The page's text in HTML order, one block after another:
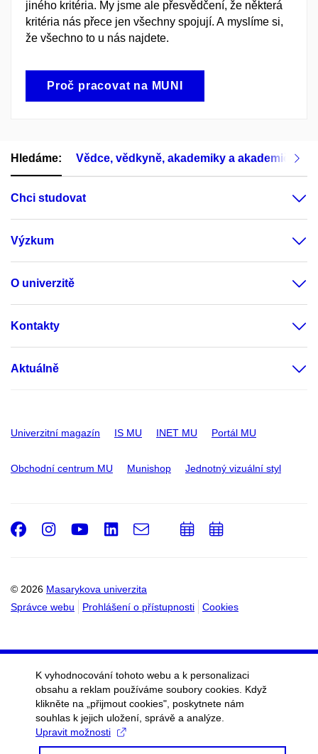
jiného kritéria. My jsme ale přesvědčení, že některá
kritéria nás přece jen všechny spojují. A myslíme si,
že všechno to u nás najdete.
Proč pracovat na MUNI
Hledáme: Vědce, vědkyně, akademiky a akademičky
Chci studovat
Výzkum
O univerzitě
Kontakty
Aktuálně
Univerzitní magazín IS MU INET MU Portál MU
Obchodní centrum MU Munishop Jednotný vizuální styl
© 2026 Masarykova univerzita
Správce webu
Prohlášení o přístupnosti Cookies
Facebook
Instagram
Youtube
LinkedIn
e-
PřidatPřidat
K vyhodnocování tohoto webu a k personalizaci
obsahu a reklam používáme soubory cookies. Když
klikněte na „přijmout cookies", poskytnete nám
souhlas k jejich uložení, správě a analýze.
Upravit možnosti